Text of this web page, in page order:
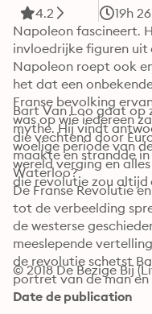
4.2 19h
Napoleon fascineert.
invloedrijke figuren uit
Napoleon roept ook
het dat een
Franse bevolking
was op wie iedereen
die vechtend door
maakte en strandde
Waterloo?
Bart Van Loo gaat op
mythe. Hij vindt
woelige periode van
wereld verging en
die revolutie zou altijd
De Franse Revolutie
tot de verbeelding
de westerse
meeslepende
de revolutie schetst
portret van de man
© 2018 De Bezige Bij
Date de publication